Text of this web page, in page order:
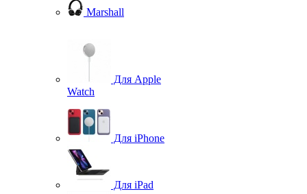
Marshall
Для Apple
Watch
Для iPhone
Для iPad